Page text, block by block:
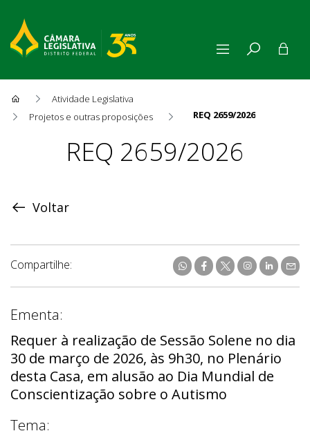
Atividade Legislativa
Projetos e outras proposições
REQ 2659/2026
ProposiçãoREQ 2659/2026
Voltar
Compartilhe:
Ementa:
Requer à realização de Sessão Solene no dia
30 de março de 2026, às 9h30, no Plenário
desta Casa, em alusão ao Dia Mundial de
Conscientização sobre o Autismo
Tema: